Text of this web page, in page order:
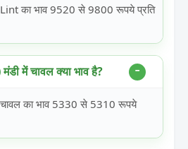
का भाव 9520 से 9800 रूपये प्रति
में चावल क्या भाव है?
का भाव 5330 से 5310 रूपये